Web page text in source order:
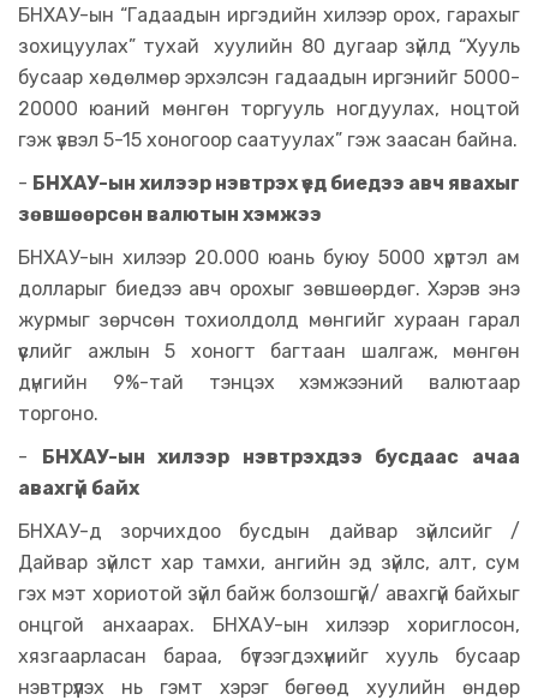
БНХАУ-ын “Гадаадын иргэдийн хилээр орох, гарахыг
зохицуулах” тухай хуулийн 80 дугаар зүйлд “Хууль
бусаар хөдөлмөр эрхэлсэн гадаадын иргэнийг 5000-
20000 юаний мөнгөн торгууль ногдуулах, ноцтой
гэж үзвэл 5-15 хоногоор саатуулах” гэж заасан байна.
- БНХАУ-ын хилээр нэвтрэх үед биедээ авч явахыг
зөвшөөрсөн валютын хэмжээ
БНХАУ-ын хилээр 20.000 юань буюу 5000 хүртэл ам
долларыг биедээ авч орохыг зөвшөөрдөг. Хэрэв энэ
журмыг зөрчсөн тохиолдолд мөнгийг хураан гарал
үүслийг ажлын 5 хоногт багтаан шалгаж, мөнгөн
дүнгийн 9%-тай тэнцэх хэмжээний валютаар
торгоно.
- БНХАУ-ын хилээр нэвтрэхдээ бусдаас ачаа
авахгүй байх
БНХАУ-д зорчихдоо бусдын дайвар зүйлсийг /
Дайвар зүйлст хар тамхи, ангийн эд зүйлс, алт, сум
гэх мэт хориотой зүйл байж болзошгүй/ авахгүй байхыг
онцгой анхаарах. БНХАУ-ын хилээр хориглосон,
хязгаарласан бараа, бүтээгдэхүүнийг хууль бусаар
нэвтрүүлэх нь гэмт хэрэг бөгөөд хуулийн өндөр